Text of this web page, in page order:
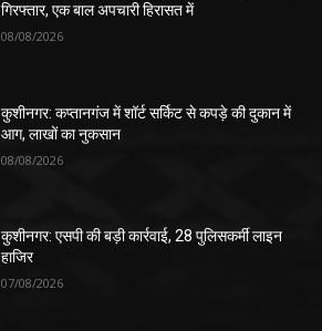
गिरफ्तार, एक बाल अपचारी हिरासत में
08/08/2026
कुशीनगर: कप्तानगंज में शॉर्ट सर्किट से कपड़े की दुकान में
आग, लाखों का नुकसान
08/08/2026
कुशीनगर: एसपी की बड़ी कार्रवाई, 28 पुलिसकर्मी लाइन
हाजिर
07/08/2026